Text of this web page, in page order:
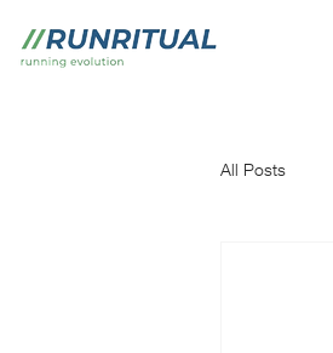
All Posts